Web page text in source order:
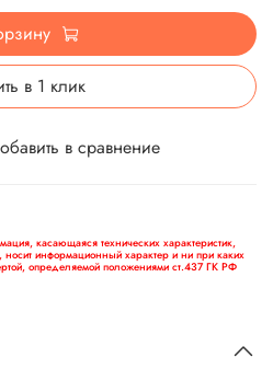
в сравнение
в 1 клик
касающаяся технических характеристик,
носит информационный характер и ни при каких
определяемой положениями ст.437 ГК РФ